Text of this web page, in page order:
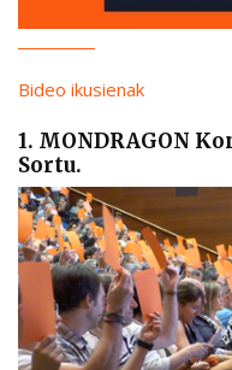
Bideo ikusienak
1. MONDRAGON
Sortu.